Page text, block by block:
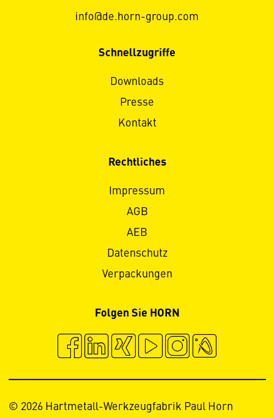
info@de.horn-group.com
Schnellzugriffe
Downloads
Presse
Kontakt
Rechtliches
Impressum
AGB
AEB
Datenschutz
Verpackungen
Folgen Sie HORN
© 2026 Hartmetall-Werkzeugfabrik Paul Horn